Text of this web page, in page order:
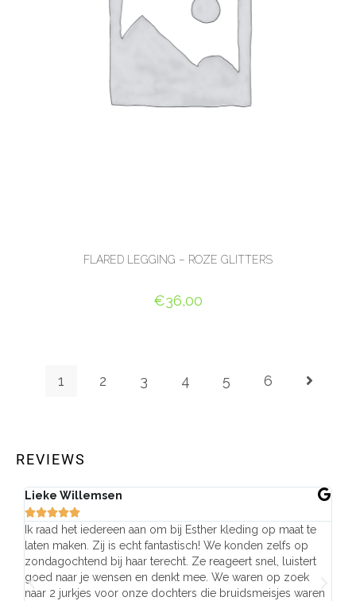
FLARED LEGGING – ROZE GLITTERS
€36,00
1 2 3 4 5 6
REVIEWS
Lieke Willemsen

Ik raad het iedereen aan om bij Esther kleding op maat te
laten maken. Zij is echt fantastisch! We konden zelfs op
zondagochtend bij haar terecht. Ze reageert snel, luistert
goed naar je wensen en denkt mee. We waren op zoek
naar 2 jurkjes voor onze dochters die bruidsmeisjes waren